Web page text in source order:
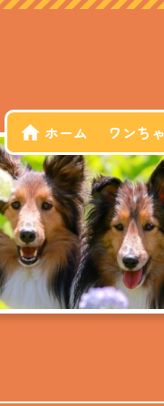
ホーム ワンち